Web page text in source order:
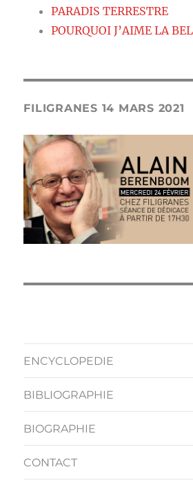
PARADIS TERRESTRE
POURQUOI J’AIME LA
FILIGRANES 14 MARS 2021
ENCYCLOPEDIE
BIBLIOGRAPHIE
BIOGRAPHIE
CONTACT